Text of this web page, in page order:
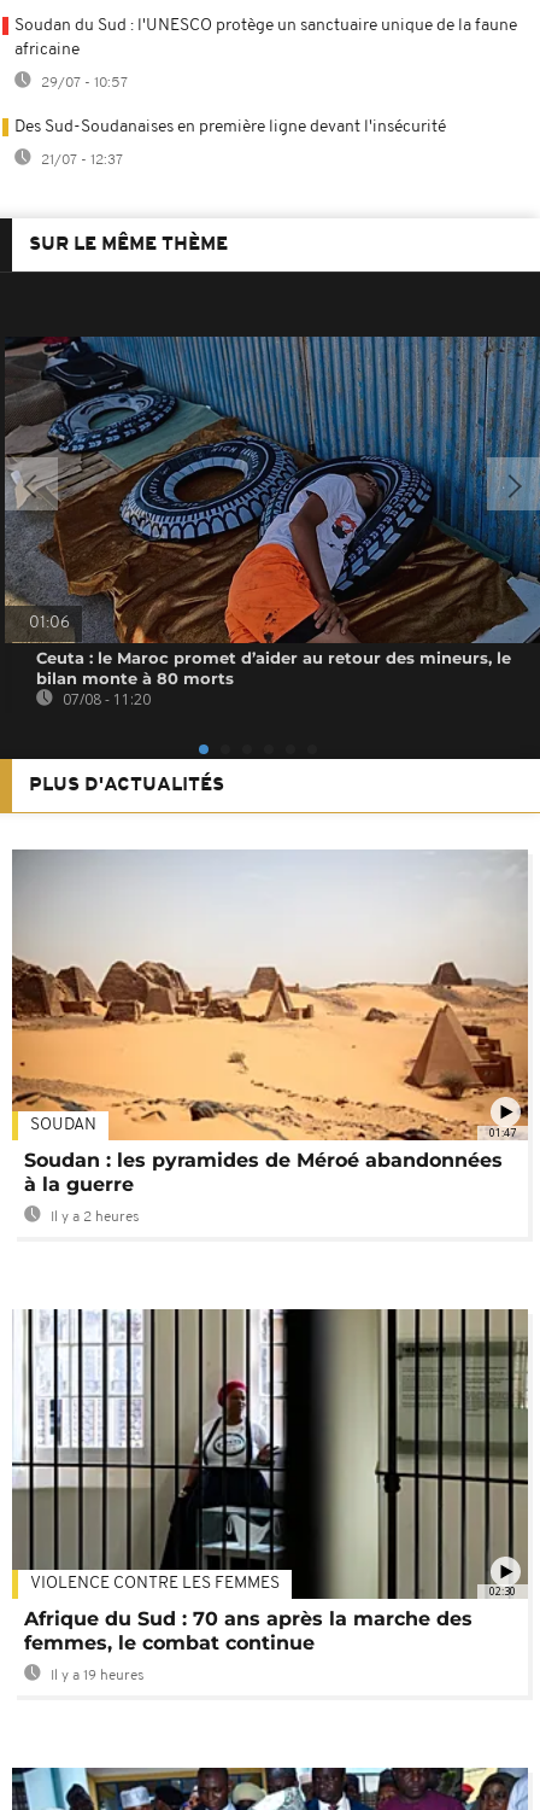
Soudan du Sud : l'UNESCO protège un sanctuaire unique de la faune
africaine
29/07 - 10:57
Des Sud-Soudanaises en première ligne devant l'insécurité
21/07 - 12:37
SUR LE MÊME THÈME
01:06
Ceuta : le Maroc promet d’aider au retour des mineurs, le
bilan monte à 80 morts
07/08 - 11:20
PLUS D'ACTUALITÉS
01:47
SOUDAN
Soudan : les pyramides de Méroé abandonnées
à la guerre
Il y a 2 heures
02:30
VIOLENCE CONTRE LES FEMMES
Afrique du Sud : 70 ans après la marche des
femmes, le combat continue
Il y a 19 heures